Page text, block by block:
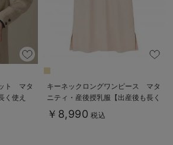
ト マタ
く使え
キーネックロングワンピース マタ
ニティ・産後授乳服【出産後も長く
使える】
￥8,990 税込